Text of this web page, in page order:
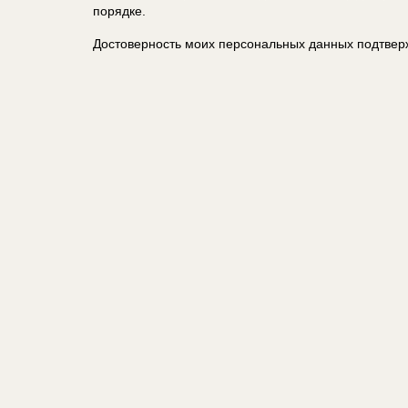
порядке.
Достоверность моих персональных данных